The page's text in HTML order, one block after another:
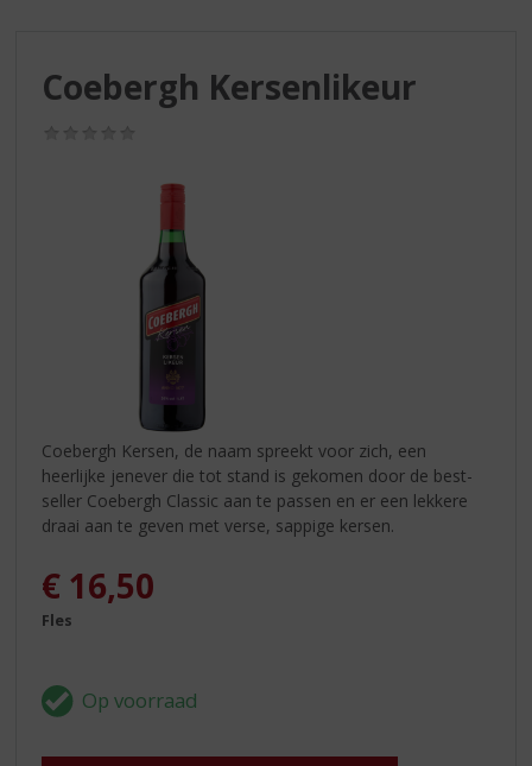
Coebergh Kersenlikeur
Coebergh Kersen, de naam spreekt voor zich, een
heerlijke jenever die tot stand is gekomen door de best-
seller Coebergh Classic aan te passen en er een lekkere
draai aan te geven met verse, sappige kersen.
€ 16,50
Fles